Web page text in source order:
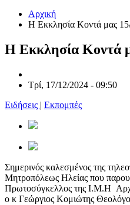
Αρχική
Η Εκκλησία Κοντά μας
Η Εκκλησία Κοντά
Τρί, 17/12/2024 - 09:50
Ειδήσεις | Εκπομπές
Σημερινός καλεσμένος της
Μητροπόλεως Ηλείας που
Πρωτοσύγκελλος της Ι.Μ.Η
ο κ Γεώργιος Κομιώτης